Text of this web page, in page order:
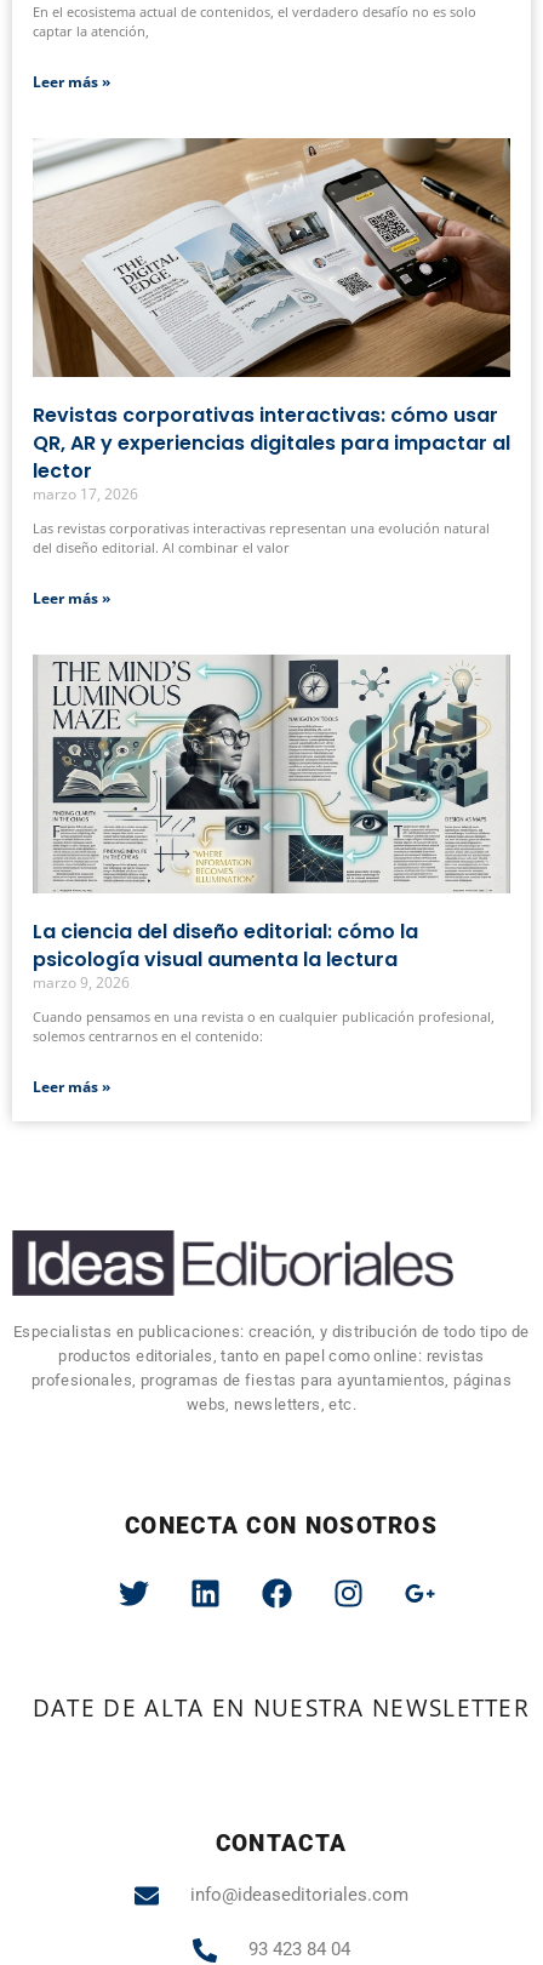
En el ecosistema actual de contenidos, el verdadero desafío no es solo
captar la atención,
Leer más »
Revistas corporativas interactivas: cómo usar
QR, AR y experiencias digitales para impactar al
lector
marzo 17, 2026
Las revistas corporativas interactivas representan una evolución natural
del diseño editorial. Al combinar el valor
Leer más »
La ciencia del diseño editorial: cómo la
psicología visual aumenta la lectura
marzo 9, 2026
Cuando pensamos en una revista o en cualquier publicación profesional,
solemos centrarnos en el contenido:
Leer más »
Especialistas en publicaciones: creación, y distribución de todo tipo de
productos editoriales, tanto en papel como online: revistas
profesionales, programas de fiestas para ayuntamientos, páginas
webs, newsletters, etc.
CONECTA CON NOSOTROS
DATE DE ALTA EN NUESTRA NEWSLETTER
CONTACTA
info@ideaseditoriales.com
93 423 84 04